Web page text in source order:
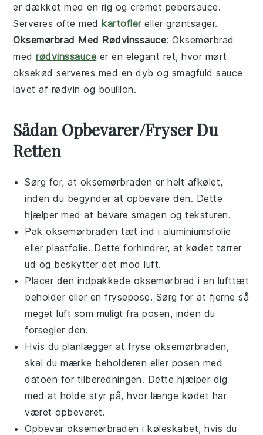
er dækket med en rig og cremet pebersauce.
Serveres ofte medkartoflerellergrøntsager.
Oksemørbrad Med Rødvinssauce: Oksemørbrad
medrødvinssauce er en elegant ret, hvor mørt
oksekød serveres med en dyb og smagfuldsauce
lavet af rødvin og bouillon.
Sådan Opbevarer/Fryser Du
Retten
Sørg for, at oksemørbraden er helt afkølet,
inden du begynder at opbevare den. Dette
hjælper med at bevare smagen og teksturen.
Pakoksemørbraden tæt ind i aluminiumsfolie
eller plastfolie. Dette forhindrer, at kødet tørrer
ud og beskytter det mod luft.
Placer den indpakkedeoksemørbrad i en lufttæt
beholder eller en frysepose. Sørg for at fjerne så
meget luft som muligt fra posen, inden du
forsegler den.
Hvis du planlægger at fryseoksemørbraden,
skal du mærke beholderen eller posen med
datoen for tilberedningen. Dette hjælper dig
med at holde styr på, hvor længe kødet har
været opbevaret.
Opbevaroksemørbraden i køleskabet, hvis du